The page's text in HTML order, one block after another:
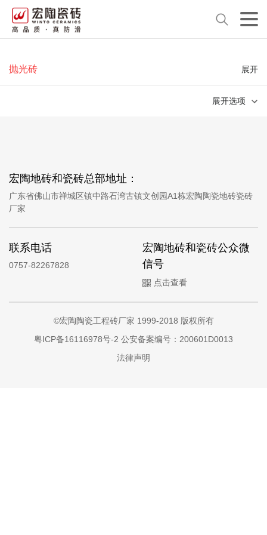
抛光砖 展开
展开选项
宏陶地砖和瓷砖总部地址：
广东省佛山市禅城区镇中路石湾古镇文创园A1栋宏陶陶瓷地砖瓷砖
厂家
联系电话
0757-82267828
宏陶地砖和瓷砖公众微
信号
点击查看
©宏陶陶瓷工程砖厂家 1999-2018 版权所有
粤ICP备16116978号-2 公安备案编号：200601D0013
法律声明